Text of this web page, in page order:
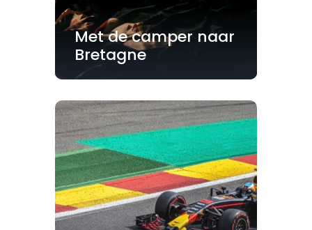
Met de camper naar
Bretagne